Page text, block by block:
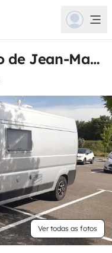
Furgão transformado de Jean-Marc
Ver todas as fotos